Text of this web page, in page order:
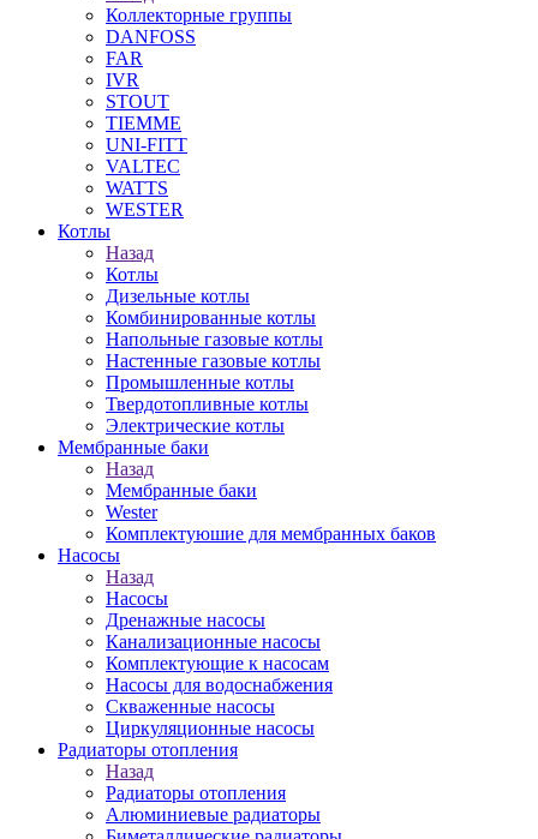
Коллекторные группы
DANFOSS
FAR
IVR
STOUT
TIEMME
UNI-FITT
VALTEC
WATTS
WESTER
Котлы
Назад
Котлы
Дизельные котлы
Комбинированные котлы
Напольные газовые котлы
Настенные газовые котлы
Промышленные котлы
Твердотопливные котлы
Электрические котлы
Мембранные баки
Назад
Мембранные баки
Wester
Комплектуюшие для мембранных баков
Насосы
Назад
Насосы
Дренажные насосы
Канализационные насосы
Комплектующие к насосам
Насосы для водоснабжения
Скваженные насосы
Циркуляционные насосы
Радиаторы отопления
Назад
Радиаторы отопления
Алюминиевые радиаторы